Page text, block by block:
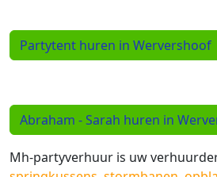
Partytent huren in Wervershoof
Abraham - Sarah huren in
Mh-partyverhuur is uw